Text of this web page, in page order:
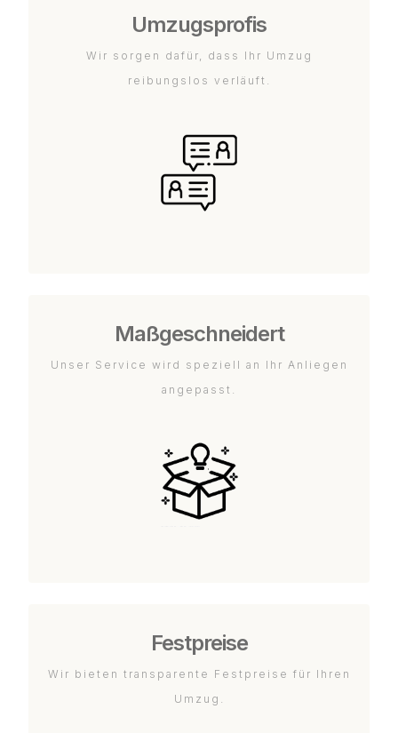
Umzugsprofis
Wir sorgen dafür, dass Ihr Umzug
reibungslos verläuft.
Maßgeschneidert
Unser Service wird speziell an Ihr Anliegen
angepasst.
Festpreise
Wir bieten transparente Festpreise für Ihren
Umzug.